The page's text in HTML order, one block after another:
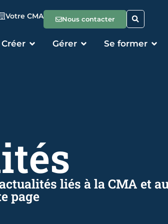
Votre CMA Nous contacter
Créer Gérer Se former
liés à la CMA et
page